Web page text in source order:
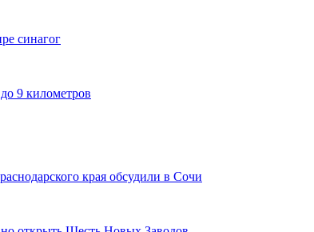
синагог
9 километров
края обсудили в Сочи